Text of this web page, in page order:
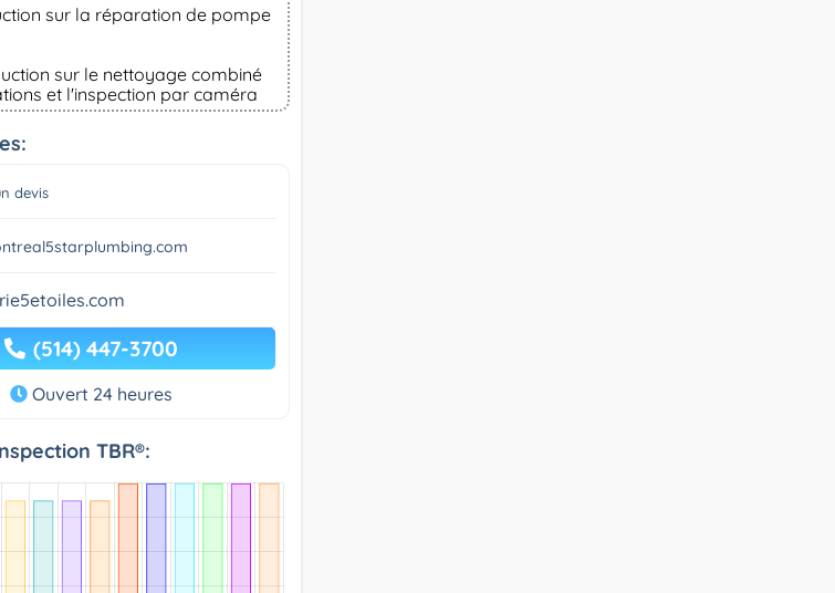
sur la réparation de pompe
sur le nettoyage combiné
et l'inspection par caméra
devis
(514) 447-3700
Ouvert 24 heures
TBR®: